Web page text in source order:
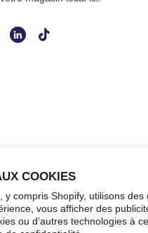
COOKIES
y compris Shopify, utilisons
vous afficher des
ou d’autres technologies à
électronique propulsé par